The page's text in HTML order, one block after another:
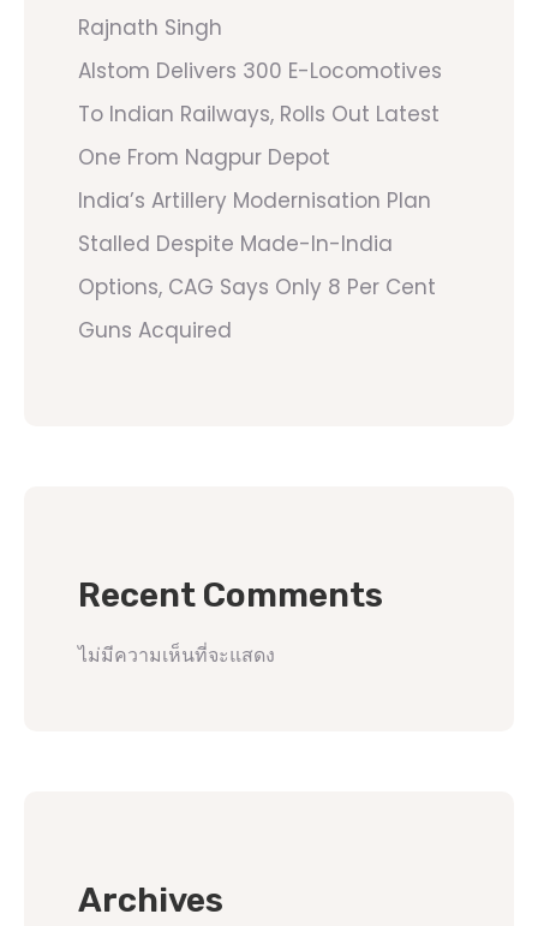
Rajnath Singh
Alstom Delivers 300 E-Locomotives
To Indian Railways, Rolls Out Latest
One From Nagpur Depot
India’s Artillery Modernisation Plan
Stalled Despite Made-In-India
Options, CAG Says Only 8 Per Cent
Guns Acquired
Recent Comments
ไม่มีความเห็นที่จะแสดง
Archives